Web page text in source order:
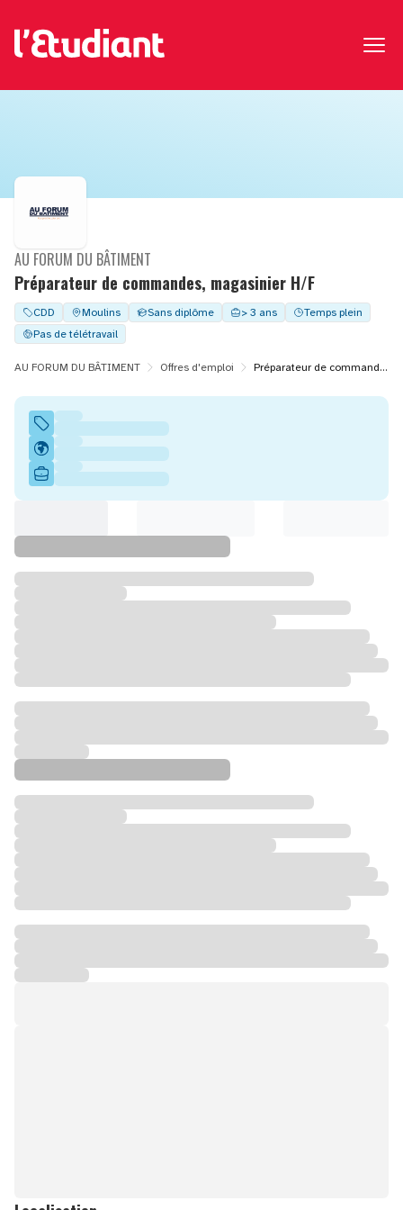
Préparateur de commandes, magasinier H/F
AU FORUM DU BÂTIMENT
CDD Moulins Sans diplôme > 3 ans
Temps plein
Pas de télétravail
AU FORUM DU BÂTIMENT Offres d'emploi Préparateur de commandes, magasinier H/F